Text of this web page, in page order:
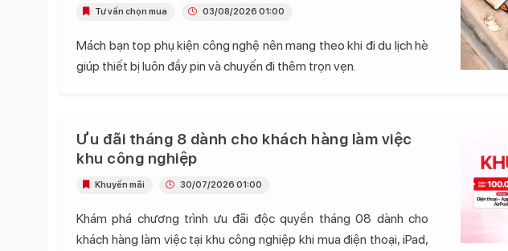
Mách bạn top phụ kiện công nghệ nên mang theo khi đi du lịch hè
giúp thiết bị luôn đầy pin và chuyến đi thêm trọn vẹn.
Tư vấn chọn mua 03/08/2026 01:00
Ưu đãi tháng 8 dành cho khách hàng làm việc
khu công nghiệp
Khám phá chương trình ưu đãi độc quyền tháng 08 dành cho
khách hàng làm việc tại khu công nghiệp khi mua điện thoại, iPad,
Khuyến mãi 30/07/2026 01:00